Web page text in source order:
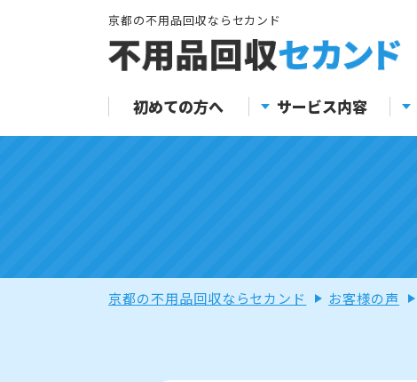
京都の不用品回収ならセカンド
初めての方へ サービス内容
京都の不用品回収ならセカンド お客様の声